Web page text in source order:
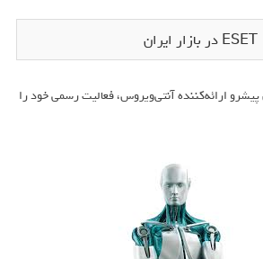
ESET در بازار ایران
ارائه‌کننده آنتی‌ویروس، فعالیت رسمی خود را